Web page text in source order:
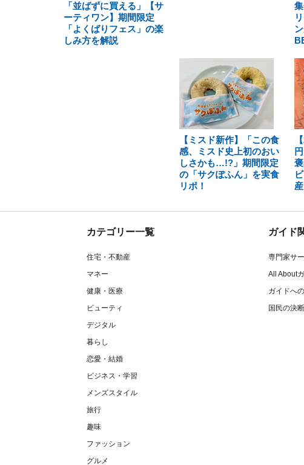
「並ばずに買える」【サ
ーティワン】期間限定
「よくばりフェス」の楽
しみ方を解説
【ミスド新作】「この食
感、ミスド史上初のおい
しさかも…!?」期間限定
の「サクぽふん」を実食
リポ！
カテゴリー一覧
住宅・不動産
マネー
健康・医療
ビューティ
デジタル
暮らし
恋愛・結婚
ビジネス・学習
メンズスタイル
旅行
趣味
ファッション
グルメ
ガイド
専門家サ
All About
ガイドへ
国民の決断